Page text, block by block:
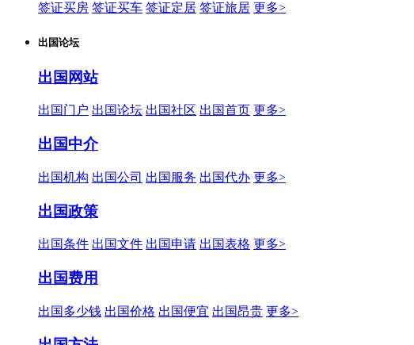
签证买房 签证买车 签证定居 签证旅居 更多>
出国论坛
出国网站
出国门户 出国论坛 出国社区 出国首页 更多>
出国中介
出国机构 出国公司 出国服务 出国代办 更多>
出国政策
出国条件 出国文件 出国申请 出国表格 更多>
出国费用
出国多少钱 出国价格 出国便宜 出国昂贵 更多>